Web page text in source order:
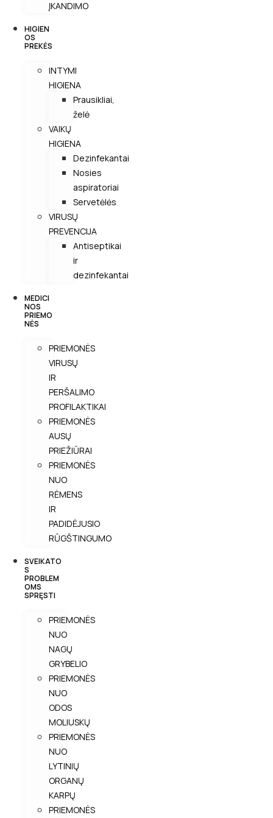
ĮKANDIMO
HIGIEN
OS
PREKĖS
INTYMI
HIGIENA
Prausikliai,
želė
VAIKŲ
HIGIENA
Dezinfekantai
Nosies
aspiratoriai
Servetėlės
VIRUSŲ
PREVENCIJA
Antiseptikai
ir
dezinfekantai
MEDICI
NOS
PRIEMO
NĖS
PRIEMONĖS
VIRUSŲ
IR
PERŠALIMO
PROFILAKTIKAI
PRIEMONĖS
AUSŲ
PRIEŽIŪRAI
PRIEMONĖS
NUO
RĖMENS
IR
PADIDĖJUSIO
RŪGŠTINGUMO
SVEIKATO
S
PROBLEM
OMS
SPRĘSTI
PRIEMONĖS
NUO
NAGŲ
GRYBELIO
PRIEMONĖS
NUO
ODOS
MOLIUSKŲ
PRIEMONĖS
NUO
LYTINIŲ
ORGANŲ
KARPŲ
PRIEMONĖS